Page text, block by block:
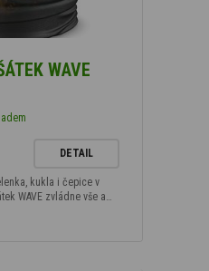
WAVE
DETAIL
kukla i čepice v
WAVE zvládne vše a…